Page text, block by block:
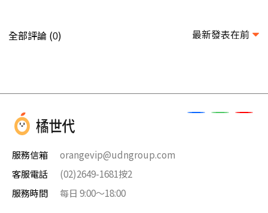
全部評論 (0) 最新發表在前
服務信箱
orangevip@udngroup.com
客服電話
(02)2649-1681按2
服務時間
每日 9:00～18:00